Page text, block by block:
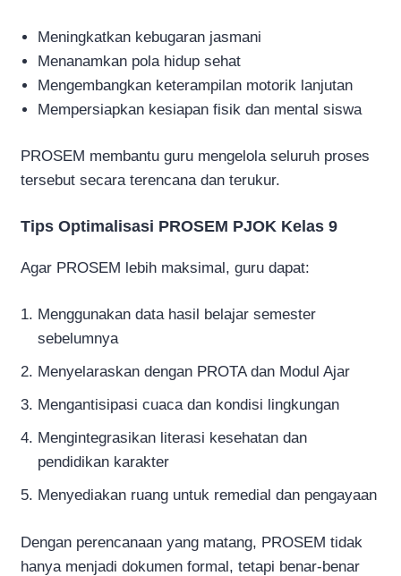
Meningkatkan kebugaran jasmani
Menanamkan pola hidup sehat
Mengembangkan keterampilan motorik lanjutan
Mempersiapkan kesiapan fisik dan mental siswa
PROSEM membantu guru mengelola seluruh proses
tersebut secara terencana dan terukur.
Tips Optimalisasi PROSEM PJOK Kelas 9
Agar PROSEM lebih maksimal, guru dapat:
Menggunakan data hasil belajar semester
sebelumnya
Menyelaraskan dengan PROTA dan Modul Ajar
Mengantisipasi cuaca dan kondisi lingkungan
Mengintegrasikan literasi kesehatan dan
pendidikan karakter
Menyediakan ruang untuk remedial dan pengayaan
Dengan perencanaan yang matang, PROSEM tidak
hanya menjadi dokumen formal, tetapi benar-benar